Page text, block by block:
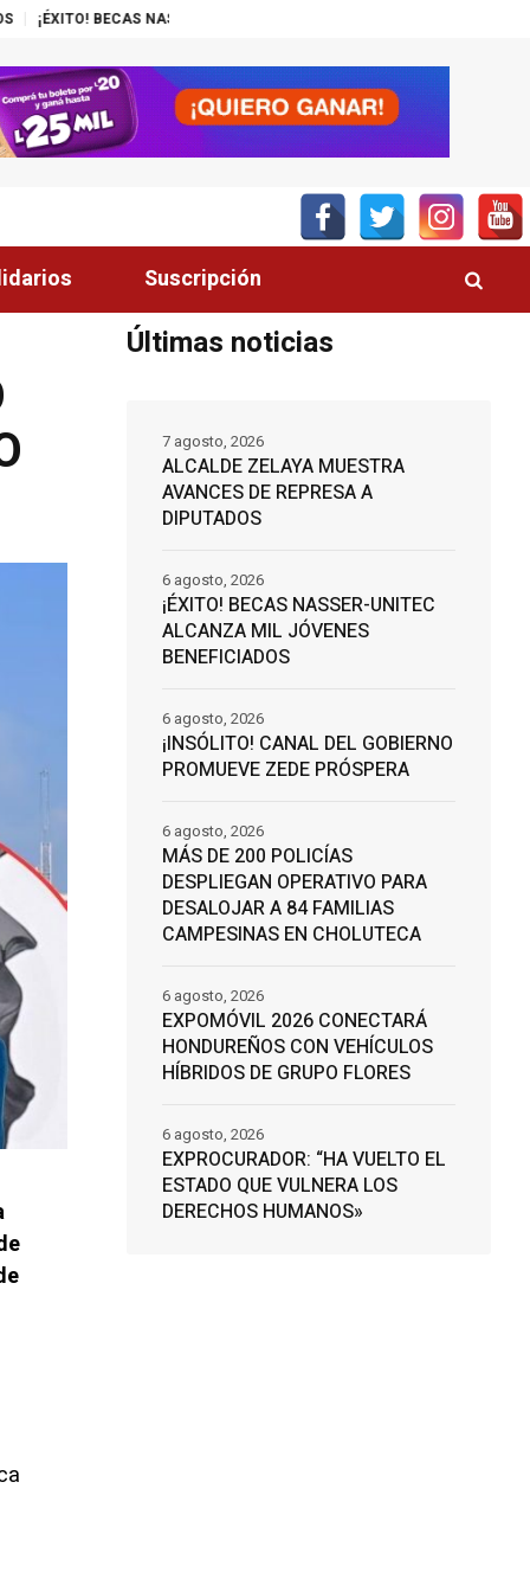
NASSER-UNITEC ALCANZA MIL JÓVENES BENEFICIADOS
Suscripción
Últimas noticias
ALCALDE ZELAYA MUESTRA
AVANCES DE REPRESA A
DIPUTADOS
7 agosto, 2026
¡ÉXITO! BECAS NASSER-UNITEC
ALCANZA MIL JÓVENES
BENEFICIADOS
6 agosto, 2026
¡INSÓLITO! CANAL DEL GOBIERNO
PROMUEVE ZEDE PRÓSPERA
6 agosto, 2026
MÁS DE 200 POLICÍAS
DESPLIEGAN OPERATIVO PARA
DESALOJAR A 84 FAMILIAS
CAMPESINAS EN CHOLUTECA
6 agosto, 2026
EXPOMÓVIL 2026 CONECTARÁ
HONDUREÑOS CON VEHÍCULOS
HÍBRIDOS DE GRUPO FLORES
6 agosto, 2026
EXPROCURADOR: “HA VUELTO EL
ESTADO QUE VULNERA LOS
DERECHOS HUMANOS»
6 agosto, 2026